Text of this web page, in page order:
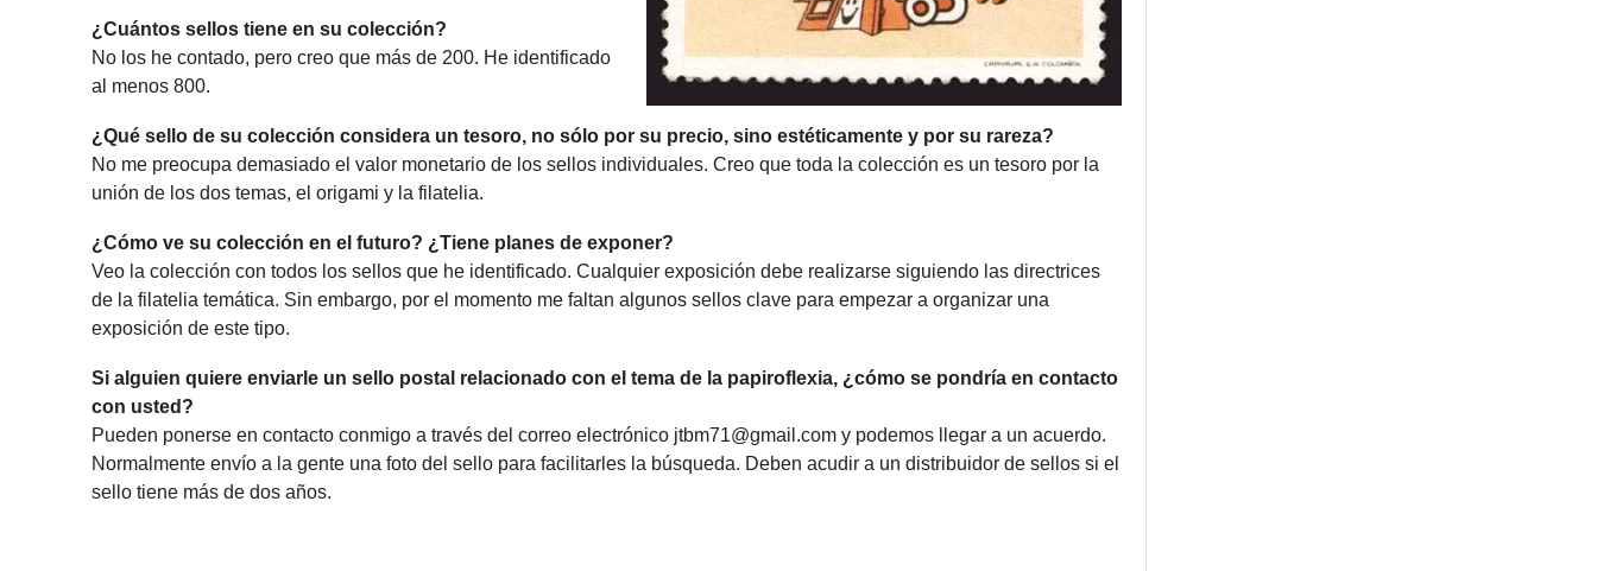
¿Cuántos sellos tiene en su colección?
No los he contado, pero creo que más de 200. He identificado
al menos 800.
¿Qué sello de su colección considera un tesoro, no sólo por su precio, sino estéticamente y por su rareza?
No me preocupa demasiado el valor monetario de los sellos individuales. Creo que toda la colección es un tesoro por la
unión de los dos temas, el origami y la filatelia.
¿Cómo ve su colección en el futuro? ¿Tiene planes de exponer?
Veo la colección con todos los sellos que he identificado. Cualquier exposición debe realizarse siguiendo las directrices
de la filatelia temática. Sin embargo, por el momento me faltan algunos sellos clave para empezar a organizar una
exposición de este tipo.
Si alguien quiere enviarle un sello postal relacionado con el tema de la papiroflexia, ¿cómo se pondría en contacto
con usted?
Pueden ponerse en contacto conmigo a través del correo electrónico jtbm71@gmail.com y podemos llegar a un acuerdo.
Normalmente envío a la gente una foto del sello para facilitarles la búsqueda. Deben acudir a un distribuidor de sellos si el
sello tiene más de dos años.